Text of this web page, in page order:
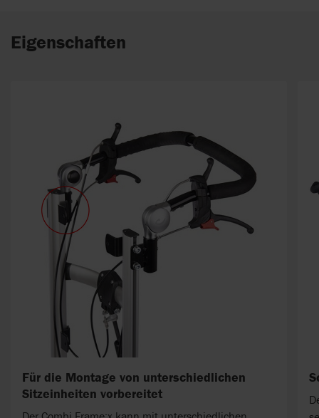
Eigenschaften
Für die Montage von unterschiedlichen
Sitzeinheiten vorbereitet